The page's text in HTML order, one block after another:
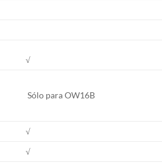
√
Sólo para OW16B
√
√